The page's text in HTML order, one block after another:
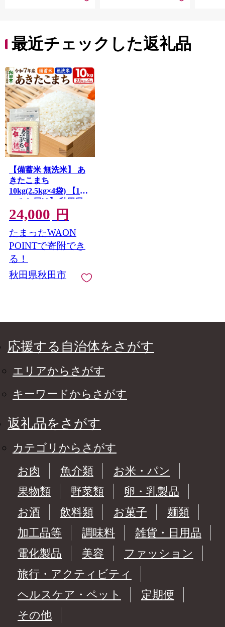
最近チェックした返礼品
【備蓄米 無洗米】 あ
きたこまち
10kg(2.5kg×4袋) 【1回
のみお届け】 秋田県
秋田市
24,000 円
たまったWAON
POINTで寄附でき
る！
秋田県秋田市
応援する自治体をさがす
エリアからさがす
キーワードからさがす
返礼品をさがす
カテゴリからさがす
お肉
魚介類
お米・パン
果物類
野菜類
卵・乳製品
お酒
飲料類 お菓子
麺類
加工品等
調味料
雑貨・日用品
電化製品
美容
ファッション
旅行・アクティビティ
ヘルスケア・ペット
定期便
その他